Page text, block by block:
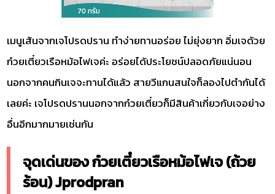
เมนูเส้นจากเจโปรดปราน ทำง่ายทานอร่อย ไม่ยุ่งยาก อิ่มเจด้วย
ก๋วยเตี๋ยวเรือหม้อไฟเจค่ะ อร่อยได้ประโยชน์ปลอดภัยแน่นอน
นอกจากคนกินเจจะทานได้แล้ว สายวีแกนสนใจก็ลองไปตำกันได้
เลยค่ะ เจโปรดปรานนอกจากก๋วยเตี๋ยวก็มีสินค้าเกี่ยวกับเจอย่าง
อื่นอีกมากมายเช่นกัน
จุดเด่นของ ก๋วยเตี๋ยวเรือหม้อไฟเจ (ถ้วย
ร้อน) Jprodpran